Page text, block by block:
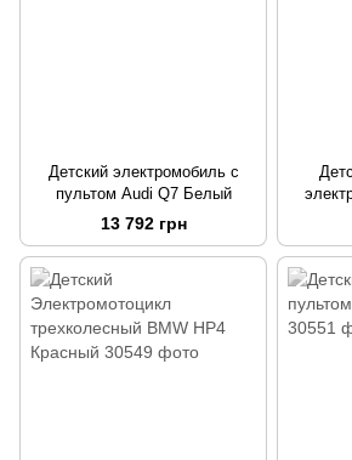
Детский электромобиль с
пультом Audi Q7 Белый
13 792 грн